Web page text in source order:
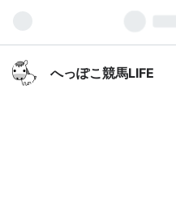
へっぽこ競馬LIFE